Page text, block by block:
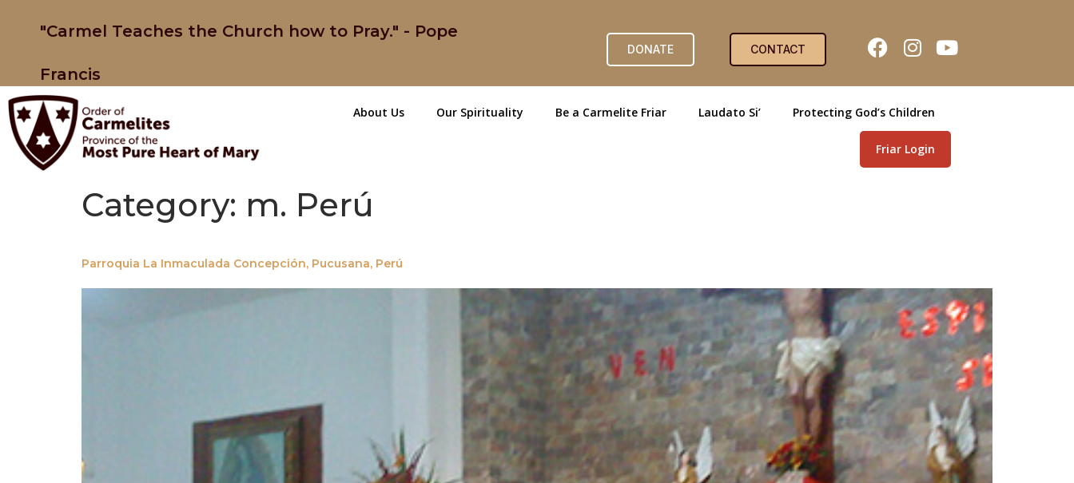
"Carmel Teaches the Church how to Pray." - Pope
Francis
DONATE CONTACT
About Us Our Spirituality Be a Carmelite Friar Laudato Si’ Protecting God’s Children
Friar Login
Category: m. Perú
Parroquia La Inmaculada Concepción, Pucusana, Perú